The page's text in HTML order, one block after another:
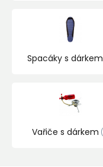
Spacáky s dárkem
Vařiče s dárkem